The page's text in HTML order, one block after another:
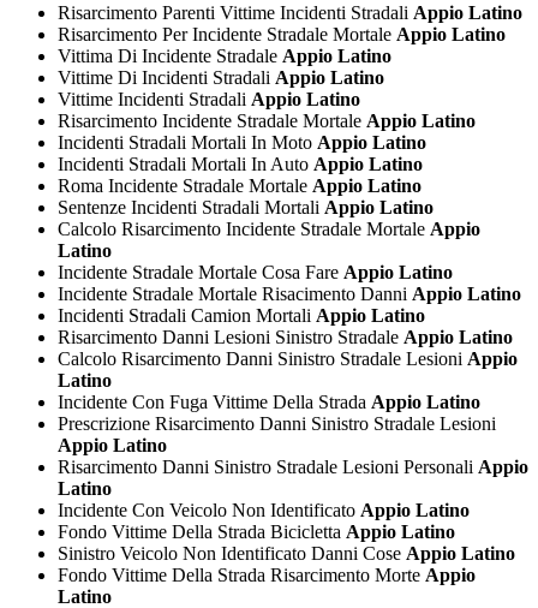
Risarcimento Parenti Vittime Incidenti Stradali Appio Latino
Risarcimento Per Incidente Stradale Mortale Appio Latino
Vittima Di Incidente Stradale Appio Latino
Vittime Di Incidenti Stradali Appio Latino
Vittime Incidenti Stradali Appio Latino
Risarcimento Incidente Stradale Mortale Appio Latino
Incidenti Stradali Mortali In Moto Appio Latino
Incidenti Stradali Mortali In Auto Appio Latino
Roma Incidente Stradale Mortale Appio Latino
Sentenze Incidenti Stradali Mortali Appio Latino
Calcolo Risarcimento Incidente Stradale Mortale Appio
Latino
Incidente Stradale Mortale Cosa Fare Appio Latino
Incidente Stradale Mortale Risacimento Danni Appio Latino
Incidenti Stradali Camion Mortali Appio Latino
Risarcimento Danni Lesioni Sinistro Stradale Appio Latino
Calcolo Risarcimento Danni Sinistro Stradale Lesioni Appio
Latino
Incidente Con Fuga Vittime Della Strada Appio Latino
Prescrizione Risarcimento Danni Sinistro Stradale Lesioni
Appio Latino
Risarcimento Danni Sinistro Stradale Lesioni Personali Appio
Latino
Incidente Con Veicolo Non Identificato Appio Latino
Fondo Vittime Della Strada Bicicletta Appio Latino
Sinistro Veicolo Non Identificato Danni Cose Appio Latino
Fondo Vittime Della Strada Risarcimento Morte Appio
Latino